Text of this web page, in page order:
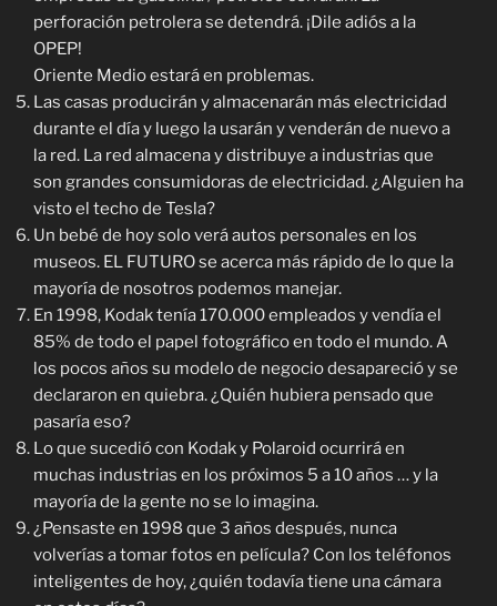
perforación petrolera se detendrá. ¡Dile adiós a la
OPEP!
Oriente Medio estará en problemas.
Las casas producirán y almacenarán más electricidad
durante el día y luego la usarán y venderán de nuevo a
la red. La red almacena y distribuye a industrias que
son grandes consumidoras de electricidad. ¿Alguien ha
visto el techo de Tesla?
Un bebé de hoy solo verá autos personales en los
museos. EL FUTURO se acerca más rápido de lo que la
mayoría de nosotros podemos manejar.
En 1998, Kodak tenía 170.000 empleados y vendía el
85% de todo el papel fotográfico en todo el mundo. A
los pocos años su modelo de negocio desapareció y se
declararon en quiebra. ¿Quién hubiera pensado que
pasaría eso?
Lo que sucedió con Kodak y Polaroid ocurrirá en
muchas industrias en los próximos 5 a 10 años … y la
mayoría de la gente no se lo imagina.
¿Pensaste en 1998 que 3 años después, nunca
volverías a tomar fotos en película? Con los teléfonos
inteligentes de hoy, ¿quién todavía tiene una cámara